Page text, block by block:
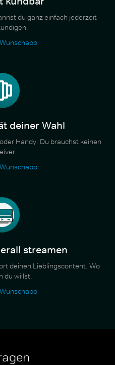
du ganz einfach jederzeit
deiner Wahl
Handy. Du brauchst keinen
streamen
deinen Lieblingscontent. Wo
du willst.